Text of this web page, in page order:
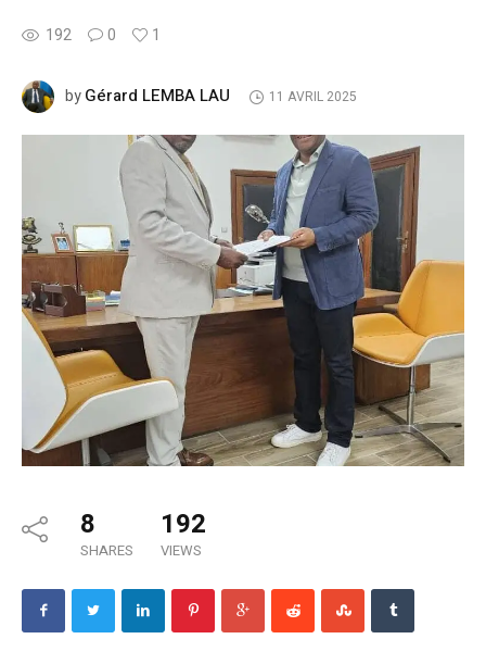
192 0 1
byGérard LEMBA LAU 11 AVRIL 2025
8
SHARES
192
VIEWS